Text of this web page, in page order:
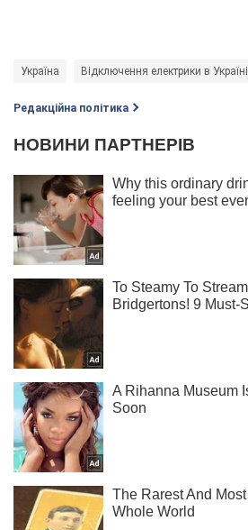
Україна Відключення електрики в Україні
Редакційна політика